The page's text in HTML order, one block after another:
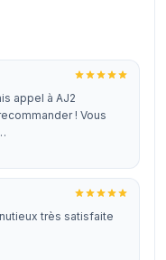
appel à AJ2
! Vous
très satisfaite